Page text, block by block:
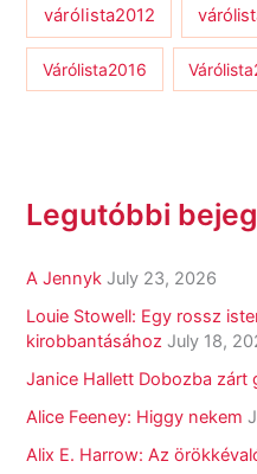
várólista2012
Várólista2016
Legutóbbi
A Jennyk July 23, 2026
Louie Stowell: Egy ​rossz
kirobbantásához July 18,
Janice Hallett Dobozba zárt
Alice Feeney: Higgy nekem
Alix E. Harrow: Az